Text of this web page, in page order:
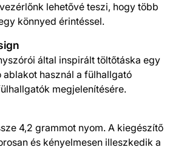
lehetővé teszi, hogy több
könnyed érintéssel.
által inspirált töltőtáska egy
ablakot használ a fülhallgató
megjelenítésére.
4,2 grammot nyom. A kiegészítő
és kényelmesen illeszkedik a